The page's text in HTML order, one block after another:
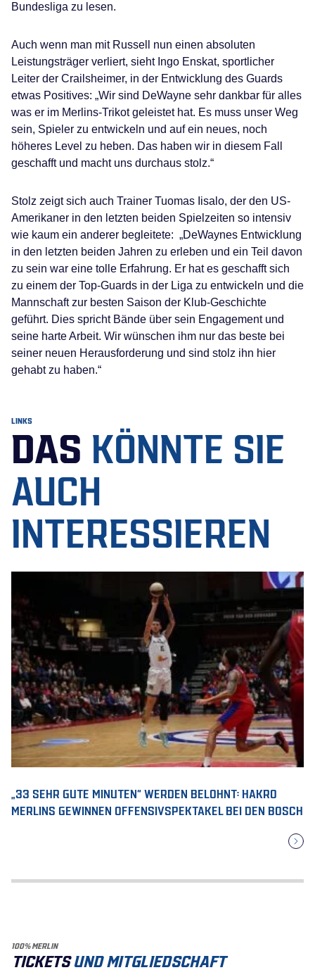
Bundesliga zu lesen.
Auch wenn man mit Russell nun einen absoluten
Leistungsträger verliert, sieht Ingo Enskat, sportlicher
Leiter der Crailsheimer, in der Entwicklung des Guards
etwas Positives: „Wir sind DeWayne sehr dankbar für alles
was er im Merlins-Trikot geleistet hat. Es muss unser Weg
sein, Spieler zu entwickeln und auf ein neues, noch
höheres Level zu heben. Das haben wir in diesem Fall
geschafft und macht uns durchaus stolz.“
Stolz zeigt sich auch Trainer Tuomas Iisalo, der den US-
Amerikaner in den letzten beiden Spielzeiten so intensiv
wie kaum ein anderer begleitete: „DeWaynes Entwicklung
in den letzten beiden Jahren zu erleben und ein Teil davon
zu sein war eine tolle Erfahrung. Er hat es geschafft sich
zu einem der Top-Guards in der Liga zu entwickeln und die
Mannschaft zur besten Saison der Klub-Geschichte
geführt. Dies spricht Bände über sein Engagement und
seine harte Arbeit. Wir wünschen ihm nur das beste bei
seiner neuen Herausforderung und sind stolz ihn hier
gehabt zu haben.“
LINKS
DAS KÖNNTE SIE
AUCH
INTERESSIEREN
„33 SEHR GUTE MINUTEN“ WERDEN BELOHNT: HAKRO
MERLINS GEWINNEN OFFENSIVSPEKTAKEL BEI DEN BOSCH
100% MERLIN
TICKETSUND MITGLIEDSCHAFT